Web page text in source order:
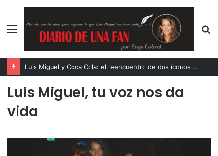
Menú
Luis Miguel y Coca Cola: el reencuentro de dos íconos eternos
Luis Miguel, tu voz nos da
vida